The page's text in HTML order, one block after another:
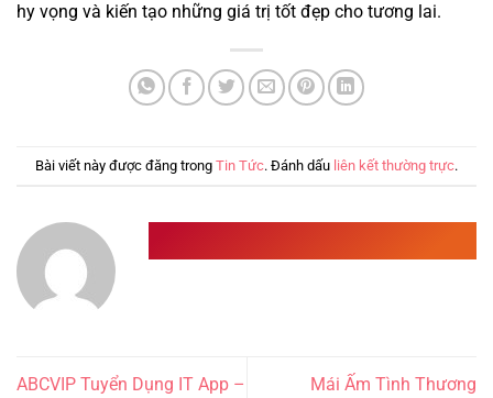
hy vọng và kiến tạo những giá trị tốt đẹp cho tương lai.
Bài viết này được đăng trong Tin Tức. Đánh dấu liên kết thường trực.
ABCVIP Tuyển Dụng IT App –
Mái Ấm Tình Thương